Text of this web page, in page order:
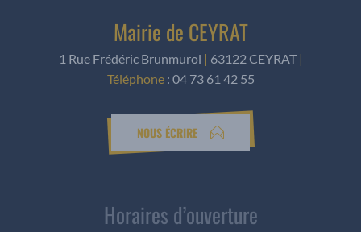
Mairie de CEYRAT
1 Rue Frédéric Brunmurol | 63122 CEYRAT |
Téléphone: 04 73 61 42 55
NOUS ÉCRIRE
Horaires d’ouverture